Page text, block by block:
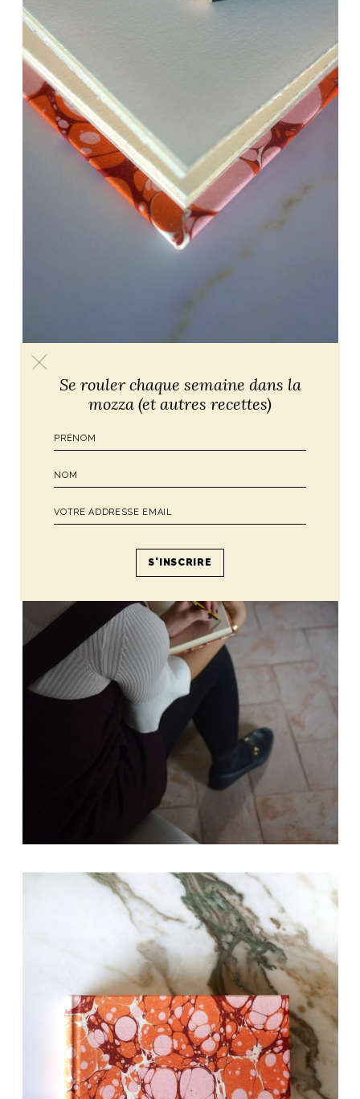
Se rouler chaque semaine dans la
mozza (et autres recettes)